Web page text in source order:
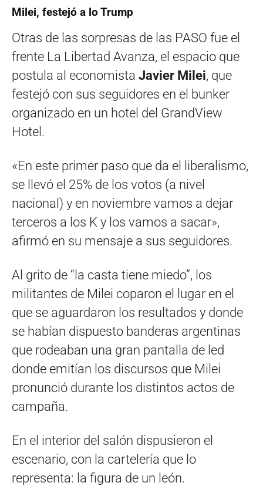
Milei, festejó a lo Trump
Otras de las sorpresas de las PASO fue el
frente La Libertad Avanza, el espacio que
postula al economista Javier Milei, que
festejó con sus seguidores en el bunker
organizado en un hotel del GrandView
Hotel.
«En este primer paso que da el liberalismo,
se llevó el 25% de los votos (a nivel
nacional) y en noviembre vamos a dejar
terceros a los K y los vamos a sacar»,
afirmó en su mensaje a sus seguidores.
Al grito de “la casta tiene miedo”, los
militantes de Milei coparon el lugar en el
que se aguardaron los resultados y donde
se habían dispuesto banderas argentinas
que rodeaban una gran pantalla de led
donde emitían los discursos que Milei
pronunció durante los distintos actos de
campaña.
En el interior del salón dispusieron el
escenario, con la cartelería que lo
representa: la figura de un león.